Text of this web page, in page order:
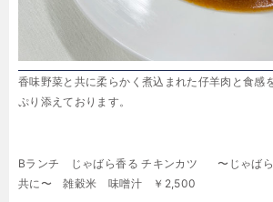
香味野菜と共に柔らかく煮込まれた仔羊肉と食感
ぷり添えております。
Bランチ
じゃばら香る チキンカツ 〜じゃばら
共に〜
雑穀米 味噌汁￥2,500